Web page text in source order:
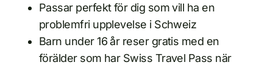
Passar perfekt för dig som vill ha en
problemfri upplevelse i Schweiz
Barn under 16 år reser gratis med en
förälder som har Swiss Travel Pass när